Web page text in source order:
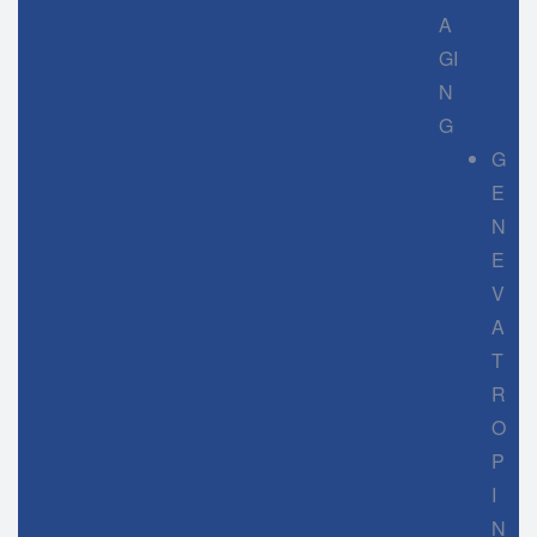
A
GI
N
G
G
E
N
E
V
A
T
R
O
P
I
N